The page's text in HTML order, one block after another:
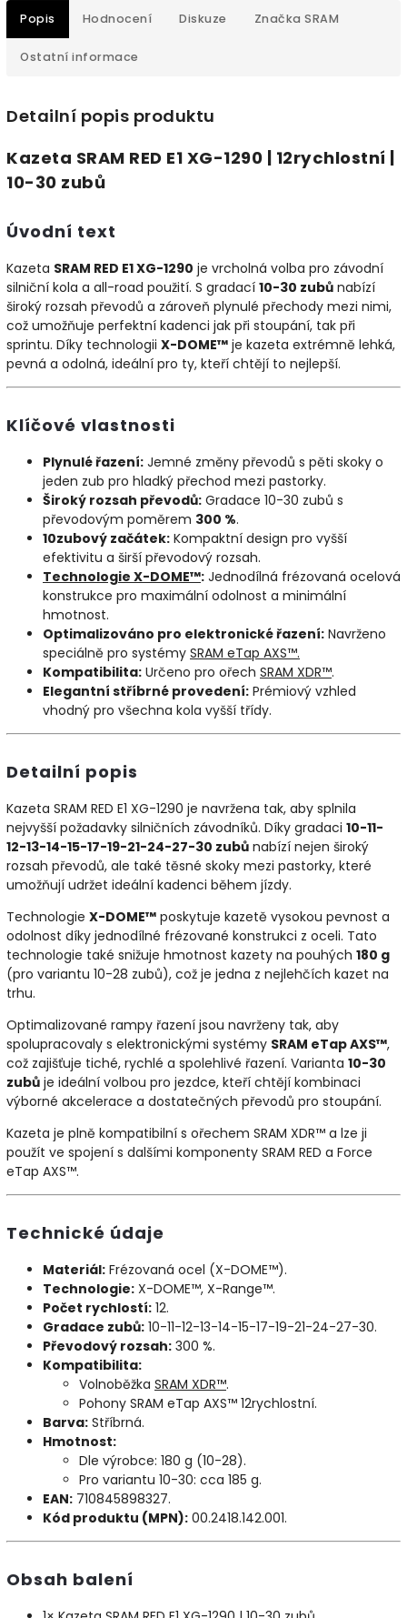
Popis Hodnocení Diskuze Značka SRAM
Ostatní informace
Detailní popis produktu
Kazeta SRAM RED E1 XG-1290 | 12rychlostní |
10-30 zubů
Úvodní text
Kazeta SRAM RED E1 XG-1290 je vrcholná volba pro závodní
silniční kola a all-road použití. S gradací 10-30 zubů nabízí
široký rozsah převodů a zároveň plynulé přechody mezi nimi,
což umožňuje perfektní kadenci jak při stoupání, tak při
sprintu. Díky technologii X-DOME™ je kazeta extrémně lehká,
pevná a odolná, ideální pro ty, kteří chtějí to nejlepší.
Klíčové vlastnosti
Plynulé řazení: Jemné změny převodů s pěti skoky o
jeden zub pro hladký přechod mezi pastorky.
Široký rozsah převodů: Gradace 10-30 zubů s
převodovým poměrem 300 %.
10zubový začátek: Kompaktní design pro vyšší
efektivitu a širší převodový rozsah.
Technologie X-DOME™: Jednodílná frézovaná ocelová
konstrukce pro maximální odolnost a minimální
hmotnost.
Optimalizováno pro elektronické řazení: Navrženo
speciálně pro systémy SRAM eTap AXS™.
Kompatibilita: Určeno pro ořech SRAM XDR™.
Elegantní stříbrné provedení: Prémiový vzhled
vhodný pro všechna kola vyšší třídy.
Detailní popis
Kazeta SRAM RED E1 XG-1290 je navržena tak, aby splnila
nejvyšší požadavky silničních závodníků. Díky gradaci 10-11-
12-13-14-15-17-19-21-24-27-30 zubů nabízí nejen široký
rozsah převodů, ale také těsné skoky mezi pastorky, které
umožňují udržet ideální kadenci během jízdy.
Technologie X-DOME™ poskytuje kazetě vysokou pevnost a
odolnost díky jednodílné frézované konstrukci z oceli. Tato
technologie také snižuje hmotnost kazety na pouhých 180 g
(pro variantu 10-28 zubů), což je jedna z nejlehčích kazet na
trhu.
Optimalizované rampy řazení jsou navrženy tak, aby
spolupracovaly s elektronickými systémy SRAM eTap AXS™,
což zajišťuje tiché, rychlé a spolehlivé řazení. Varianta 10-30
zubů je ideální volbou pro jezdce, kteří chtějí kombinaci
výborné akcelerace a dostatečných převodů pro stoupání.
Kazeta je plně kompatibilní s ořechem SRAM XDR™ a lze ji
použít ve spojení s dalšími komponenty SRAM RED a Force
eTap AXS™.
Technické údaje
Materiál: Frézovaná ocel (X-DOME™).
Technologie: X-DOME™, X-Range™.
Počet rychlostí: 12.
Gradace zubů: 10-11-12-13-14-15-17-19-21-24-27-30.
Převodový rozsah: 300 %.
Kompatibilita:
Volnoběžka SRAM XDR™.
Pohony SRAM eTap AXS™ 12rychlostní.
Barva: Stříbrná.
Hmotnost:
Dle výrobce: 180 g (10-28).
Pro variantu 10-30: cca 185 g.
EAN: 710845898327.
Kód produktu (MPN): 00.2418.142.001.
Obsah balení